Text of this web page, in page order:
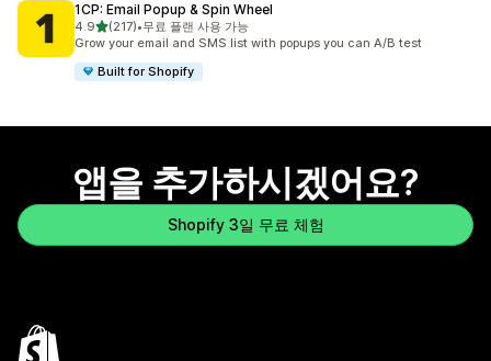
1CP: Email Popup & Spin Wheel
4.9별 5개 중
(217)
총 리뷰 217개
•무료 플랜 사용 가능
Grow your email and SMS list with popups you can A/B test
Built for Shopify
앱을 추가하시겠어요?
Shopify 3일 무료 체험